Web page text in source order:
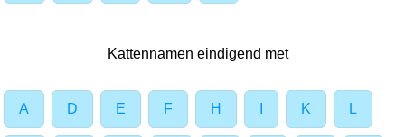
Kattennamen eindigend met
A D E F H K L